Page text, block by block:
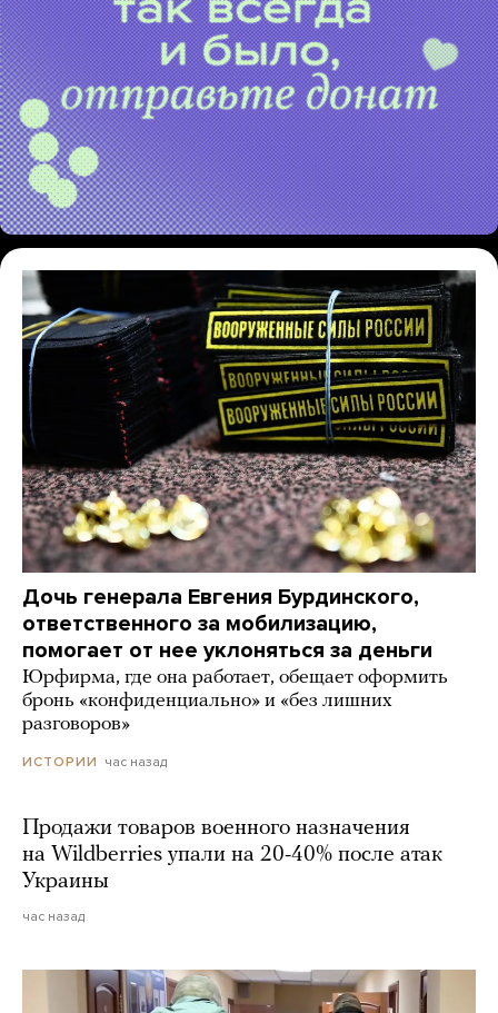
Дочь генерала Евгения Бурдинского,
ответственного за мобилизацию,
помогает от нее уклоняться за деньги
Юрфирма, где она работает, обещает оформить
бронь «конфиденциально» и «без лишних
разговоров»
ИСТОРИИ час назад
Продажи товаров военного назначения
на Wildberries упали на 20-40% после атак
Украины
час назад